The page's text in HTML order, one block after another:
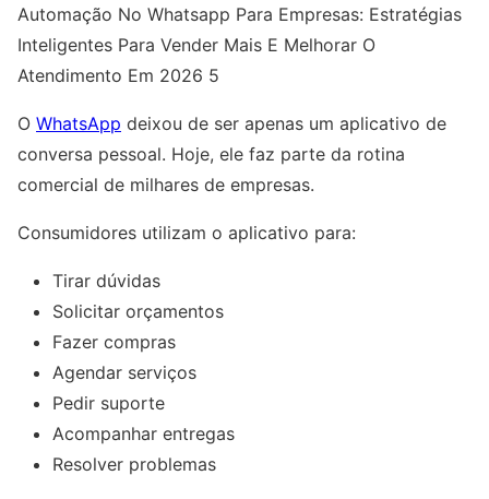
Automação No Whatsapp Para Empresas: Estratégias
Inteligentes Para Vender Mais E Melhorar O
Atendimento Em 2026 5
O WhatsApp deixou de ser apenas um aplicativo de
conversa pessoal. Hoje, ele faz parte da rotina
comercial de milhares de empresas.
Consumidores utilizam o aplicativo para:
Tirar dúvidas
Solicitar orçamentos
Fazer compras
Agendar serviços
Pedir suporte
Acompanhar entregas
Resolver problemas